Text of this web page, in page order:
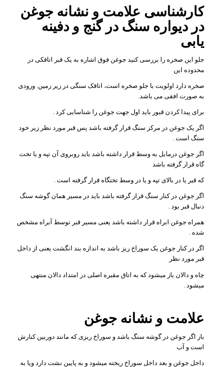
کارشناسی علامت و نشانه جوغن
در دیواره سنگ در گنج و دفینه
یابی
جلو این صخره را بررسی کنید جوغن فوق اشاره به یک قبر اتاقکی در
محدوده این
صخره دارد اولویت با جلو صخره است، اتاقک سنگی در زیر زمین. ورودی
به صورت افقی می باشد.
برای پیدا کردن قبور باید اول جهت جوغن را شناسایی کرد .
اگر یک جوغن در مرکز سنگ قرار گرفته باشد پس قبر مورد نظر زیر خود
سنگ است .
اگر جوغن درمایل به وسط قرار داشته باشد باید روبروی آن تپه و یا تخت
گاه قرار گرفته باشد
که قبر یا در بالای تپه و یا در وسط تختگاه قرار گرفته است .
اگر جوغن در کنار سنگ قرار گرفته باشد باید در مسیر همان گوشه سنگ
دنبال قبر بود .
همراه جوغن ابراه قرار داشته باشد یعنی مسیر قبر توسط آبراه مشخص
شده .
اگر در کنار جوغن یک سوراخ ریز باشد به اندازه بند انگشت یعنی از داخل
قبر مورد نظر
چاه و دالان باز میشود که به اتاق مقبره اصلی در امتداد دالان منتهی
میشود .
علامت و نشانه جوغن
باز اگر جوغن در گوشه سنگ باشد و سوراخ ریزی که مانند دوربین کنارش
است و آب
داخل جوغن و بعد داخل سوراخ ریخته میشود و به پایین نشت دارد ویا به